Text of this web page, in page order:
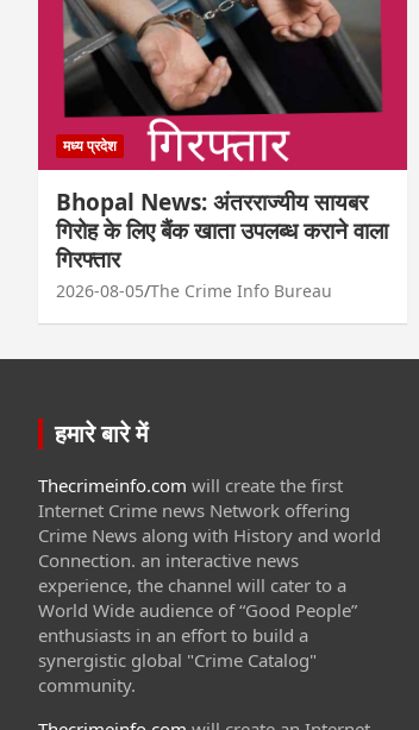
मध्य प्रदेश
Bhopal News: अंतरराज्यीय सायबर
गिरोह के लिए बैंक खाता उपलब्ध कराने वाला
गिरफ्तार
2026-08-05 The Crime Info Bureau
हमारे बारे में
Thecrimeinfo.com will create the first
Internet Crime news Network offering
Crime News along with History and world
Connection. an interactive news
experience, the channel will cater to a
World Wide audience of “Good People”
enthusiasts in an effort to build a
synergistic global "Crime Catalog"
community.